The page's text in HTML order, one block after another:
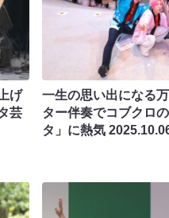
げ
芸
一生の思い出になる
ター伴奏でコブクロ
タ」に熱気